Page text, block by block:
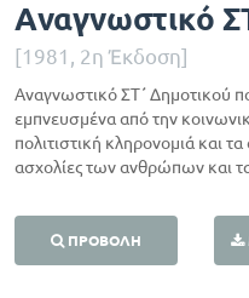
Αναγνωστικό
[1981, 2η Έκδοση]
Αναγνωστικό ΣΤ΄ Δημοτικού
εμπνευσμένα από την
πολιτιστική κληρονομιά και
ασχολίες των ανθρώπων και
ΠΡΟΒΟΛΉ